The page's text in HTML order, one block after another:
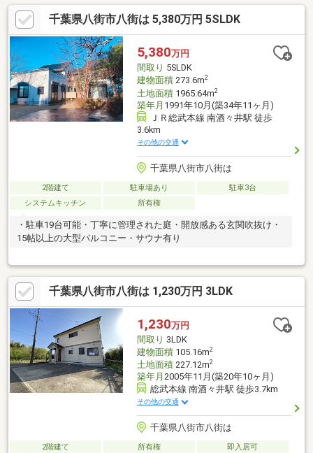
戸』あり♪・ゴロンと一息、安らぎの『和室』もあります！・和室
には、『床の間＆押入れ』も備わっています！・小学校、お買い
物施設まで徒歩圏内！※本日ご案内可能です！是非ご内覧下さい
♪◆人気エリアの閑静な住宅街！◆百聞は一見にしかず。家族の
安心拠点になる3LDK＋S♪◆早朝や夜間のご案内、住宅ローンの
ご相談もお気軽に♪
千葉県八街市八街は 5,380万円 5SLDK
5,380万円
間取り 5SLDK
建物面積273.6m2
土地面積1965.64m2
築年月 1991年10月(築34年11ヶ月)
ＪＲ総武本線 南酒々井駅 徒歩
3.6km
その他の交通
千葉県八街市八街は
2階建て 駐車場あり
駐車3台
システムキッチン
所有権
・駐車19台可能・丁寧に管理された庭・開放感ある玄関吹抜け・
15帖以上の大型バルコニー・サウナ有り
千葉県八街市八街は 1,230万円 3LDK
1,230万円
間取り 3LDK
建物面積105.16m2
土地面積227.12m2
築年月 2005年11月(築20年10ヶ月)
総武本線 南酒々井駅 徒歩3.7km
その他の交通
千葉県八街市八街は
2階建て 所有権 即入居可